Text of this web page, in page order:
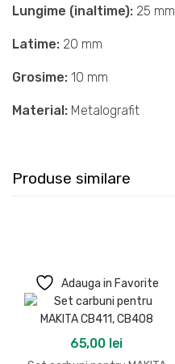
Lungime (inaltime): 25 mm
Latime: 20 mm
Grosime: 10 mm
Material: Metalografit
Produse similare
Adauga in Favorite
65,00 lei